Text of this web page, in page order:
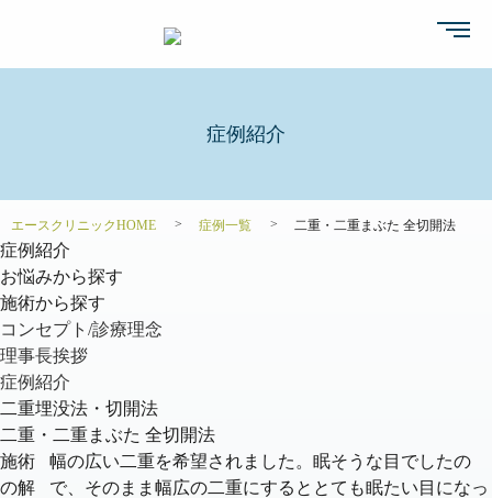
症例紹介
エースクリニックHOME 症例一覧 二重・二重まぶた 全切開法
症例紹介
お悩みから探す
施術から探す
コンセプト/診療理念
理事長挨拶
症例紹介
二重埋没法・切開法
二重・二重まぶた 全切開法
施術
の解
幅の広い二重を希望されました。眠そうな目でしたの
で、そのまま幅広の二重にするととても眠たい目になっ